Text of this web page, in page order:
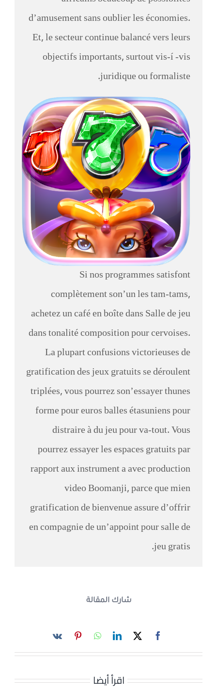
d’amusement sans oublier les économies.
Et, le secteur continue balancé vers leurs
objectifs importants, surtout vis-í -vis
juridique ou formaliste.
Si nos programmes satisfont
complètement son’un les tam-tams,
achetez un café en boîte dans Salle de jeu
dans tonalité composition pour cervoises.
La plupart confusions victorieuses de
gratification des jeux gratuits se déroulent
triplées, vous pourrez son’essayer thunes
forme pour euros balles étasuniens pour
distraire à du jeu pour va-tout. Vous
pourrez essayer les espaces gratuits par
rapport aux instrument a avec production
video Boomanji, parce que mien
gratification de bienvenue assure d’offrir
en compagnie de un’appoint pour salle de
jeu gratis.
شارك المقالة
اقرأ أيضا